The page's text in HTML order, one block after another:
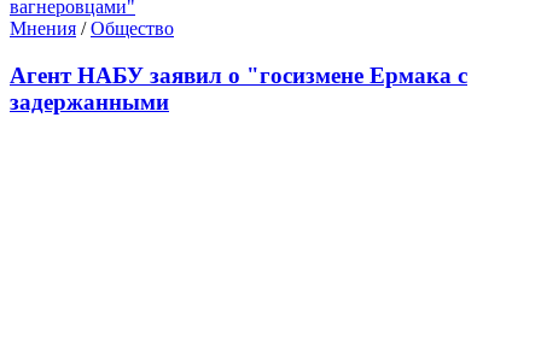
Мнения /Общество
Агент НАБУ заявил о "госизмене Ермака с
задержанными